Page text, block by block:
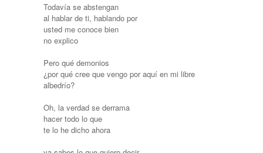
Todavía se abstengan
al hablar de ti, hablando por
usted me conoce bien
no explico
Pero qué demonios
¿por qué cree que vengo por aquí en mi libre
albedrío?
Oh, la verdad se derrama
hacer todo lo que
te lo he dicho ahora